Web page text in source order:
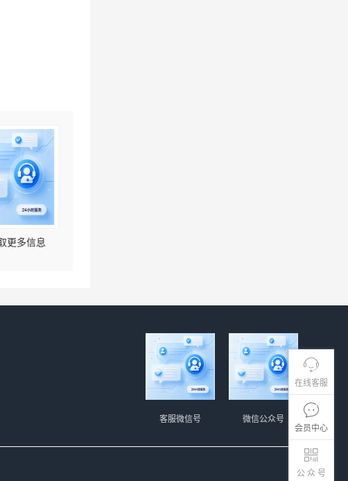
在线客服
会员中心
公 众 号
更多信息
微信公众号
客服微信号